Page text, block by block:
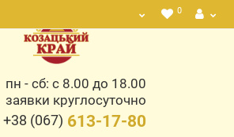
0
пн - сб: с 8.00 до 18.00
заявки круглосуточно
+38 (067) 613-17-80